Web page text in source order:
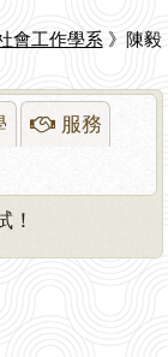
會工作學系 》陳毅
服務
！